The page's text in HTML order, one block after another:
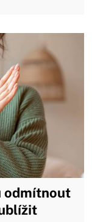
odmítnout